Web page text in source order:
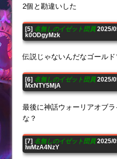
2個と勘違いした
[5] 名無しのイゼット団員2025/
k0ODgyMzk
伝説じゃないんだなゴールド
[6] 名無しのイゼット団員2025/
MxNTY5MjA
最後に神話ウォーリアオブ
な？
[7] 名無しのイゼット団員2025/
IwMzA4NzY